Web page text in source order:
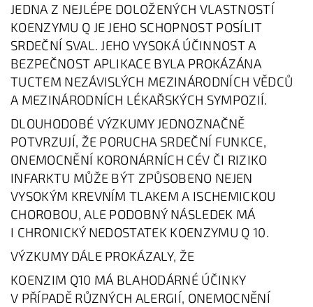
JEDNA Z NEJLÉPE DOLOŽENÝCH VLASTNOSTÍ
KOENZYMU Q JE JEHO SCHOPNOST POSÍLIT
SRDEČNÍ SVAL. JEHO VYSOKÁ ÚČINNOST A
BEZPEČNOST APLIKACE BYLA PROKÁZÁNA
TUCTEM NEZÁVISLÝCH MEZINÁRODNÍCH VĚDCŮ
A MEZINÁRODNÍCH LÉKAŘSKÝCH SYMPOZIÍ.
DLOUHODOBÉ VÝZKUMY JEDNOZNAČNĚ
POTVRZUJÍ, ŽE PORUCHA SRDEČNÍ FUNKCE,
ONEMOCNĚNÍ KORONÁRNÍCH CÉV ČI RIZIKO
INFARKTU MŮŽE BÝT ZPŮSOBENO NEJEN
VYSOKÝM KREVNÍM TLAKEM A ISCHEMICKOU
CHOROBOU, ALE PODOBNÝ NÁSLEDEK MÁ
I CHRONICKÝ NEDOSTATEK KOENZYMU Q 10.
VÝZKUMY DÁLE PROKÁZALY, ŽE
KOENZIM Q10 MÁ BLAHODÁRNÉ ÚČINKY
V PŘÍPADĚ RŮZNÝCH ALERGIÍ, ONEMOCNĚNÍ